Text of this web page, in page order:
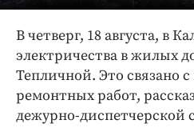
Спорт
Экономика и бизнес
ПРОЕКТЫ
Блоги
Издания
В четверг, 18 августа, в
электричества в жилых
Тепличной. Это связано
ремонтных работ,
дежурно-диспетчерской